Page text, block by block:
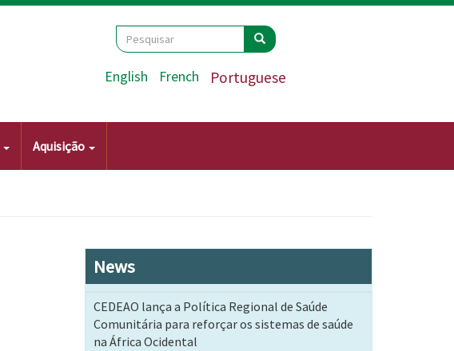
Search
Pesquisar Pesquisar
English French Portuguese
Aquisição
News
CEDEAO lança a Política Regional de Saúde
Comunitária para reforçar os sistemas de saúde
na África Ocidental